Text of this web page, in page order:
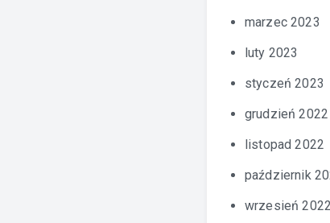
marzec 2023
luty 2023
styczeń 2023
grudzień 2022
listopad 2022
październik
wrzesień 2022